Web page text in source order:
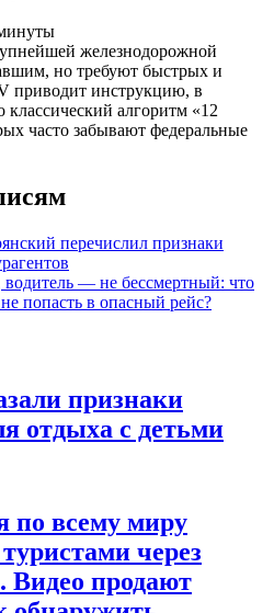
железнодорожной
но требуют быстрых и
приводит инструкцию, в
классический алгоритм «12
часто забывают федеральные
перечислил признаки
— не бессмертный: что
попасть в опасный рейс?
признаки
отдыха с детьми
по всему миру
через
продают